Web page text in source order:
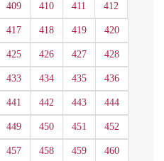
409 410 411 412
417 418 419 420
425 426 427 428
433 434 435 436
441 442 443 444
449 450 451 452
457 458 459 460